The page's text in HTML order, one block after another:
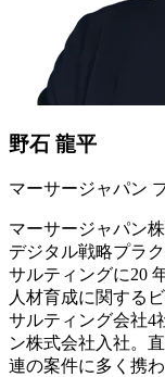
野石 龍平
マーサージャパン
マーサージャパン
デジタル戦略プラ
サルティングに20
人材育成に関する
サルティング会社4
ン株式会社入社。
連の案件に多く携